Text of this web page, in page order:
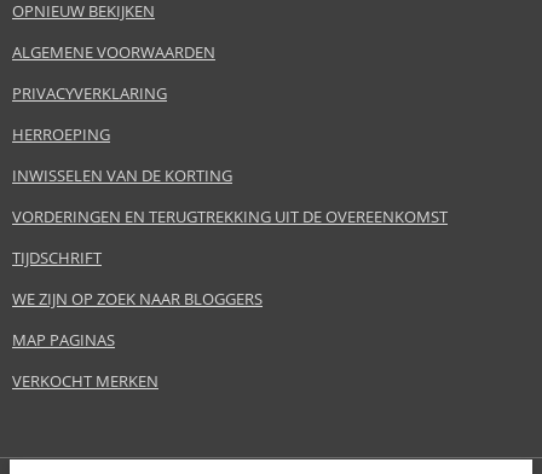
OPNIEUW BEKIJKEN
ALGEMENE VOORWAARDEN
PRIVACYVERKLARING
HERROEPING
INWISSELEN VAN DE KORTING
VORDERINGEN EN TERUGTREKKING UIT DE OVEREENKOMST
TIJDSCHRIFT
WE ZIJN OP ZOEK NAAR BLOGGERS
MAP PAGINAS
VERKOCHT MERKEN